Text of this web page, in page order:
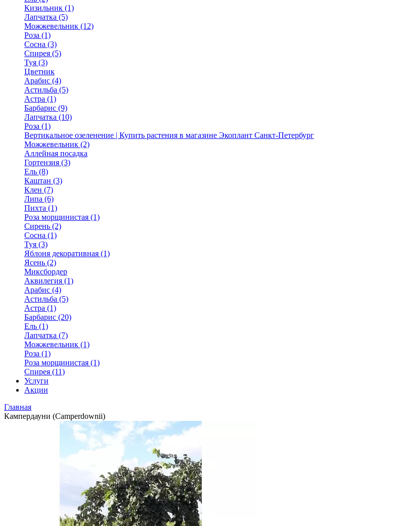
Кизильник (1)
Лапчатка (5)
Можжевельник (12)
Роза (1)
Сосна (3)
Спирея (5)
Туя (3)
Цветник
Арабис (4)
Астильба (5)
Астра (1)
Барбарис (9)
Лапчатка (10)
Роза (1)
Вертикальное озеленение | Купить растения в магазине Экоплант Санкт-Петербург
Можжевельник (2)
Аллейная посадка
Гортензия (3)
Ель (8)
Каштан (3)
Клен (7)
Липа (6)
Пихта (1)
Роза морщинистая (1)
Сирень (2)
Сосна (1)
Туя (3)
Яблоня декоративная (1)
Ясень (2)
Миксбордер
Аквилегия (1)
Арабис (4)
Астильба (5)
Астра (1)
Барбарис (20)
Ель (1)
Лапчатка (7)
Можжевельник (1)
Роза (1)
Роза морщинистая (1)
Спирея (11)
Услуги
Акции
Главная
Кампердауни (Camperdownii)